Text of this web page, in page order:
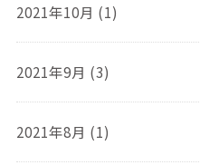
2021年10月 (1)
2021年9月 (3)
2021年8月 (1)